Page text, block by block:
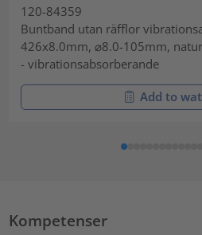
120-84359
Buntband utan räfflor
426x8.0mm, ⌀8.0-105mm,
- vibrationsabsorberande
Add to
Kompetenser